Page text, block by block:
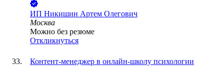
ИП Никишин Артем Олегович
Москва
Можно без резюме
Откликнуться
Контент-менеджер в онлайн-школу психологии